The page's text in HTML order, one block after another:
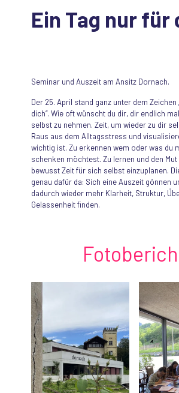
Ein Tag nur für
Seminar und Auszeit am Ansitz Dornach.
Der 25. April stand ganz unter dem Zeichen
dich“. Wie oft wünscht du dir, dir endlich
selbst zu nehmen. Zeit, um wieder zu dir
Raus aus dem Alltagsstress und
wichtig ist. Zu erkennen wem oder was du
schenken möchtest. Zu lernen und den
bewusst Zeit für sich selbst einzuplanen.
genau dafür da: Sich eine Auszeit gönnen
dadurch wieder mehr Klarheit, Struktur,
Gelassenheit finden.